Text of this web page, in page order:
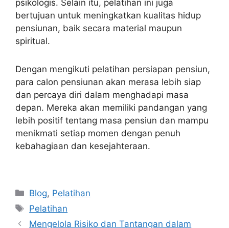
psikologis. Selain itu, pelatihan ini juga
bertujuan untuk meningkatkan kualitas hidup
pensiunan, baik secara material maupun
spiritual.
Dengan mengikuti pelatihan persiapan pensiun,
para calon pensiunan akan merasa lebih siap
dan percaya diri dalam menghadapi masa
depan. Mereka akan memiliki pandangan yang
lebih positif tentang masa pensiun dan mampu
menikmati setiap momen dengan penuh
kebahagiaan dan kesejahteraan.
Categories
Blog, Pelatihan
Tags
Pelatihan
Mengelola Risiko dan Tantangan dalam